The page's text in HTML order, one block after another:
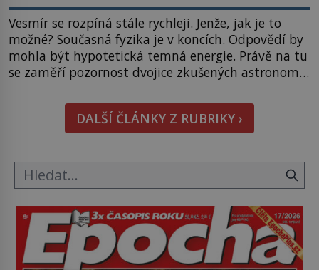
Vesmír se rozpíná stále rychleji. Jenže, jak je to
možné? Současná fyzika je v koncích. Odpovědí by
mohla být hypotetická temná energie. Právě na tu
se zaměří pozornost dvojice zkušených astronomů.
hmatatelnějšího. Naprosto rekordní kometu!
Astronomové Pedro Bernardinelli a Gary Bernstein
mravenčí prací zkoumají archivní snímky v rámci
DALŠÍ ČLÁNKY Z RUBRIKY ›